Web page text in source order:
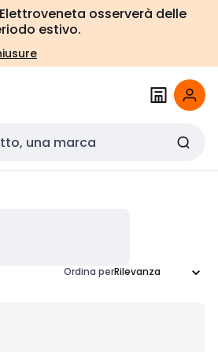
osserverà delle
estivo.
Ordina per